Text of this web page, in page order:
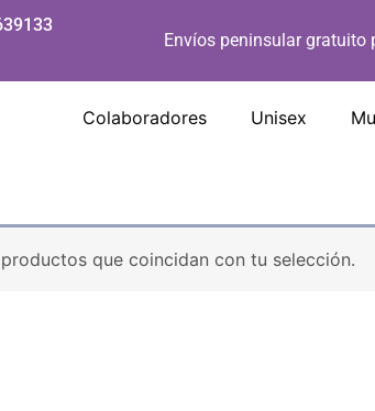
Envíos peninsular gratuito
Colaboradores Unisex
que coincidan con tu selección.